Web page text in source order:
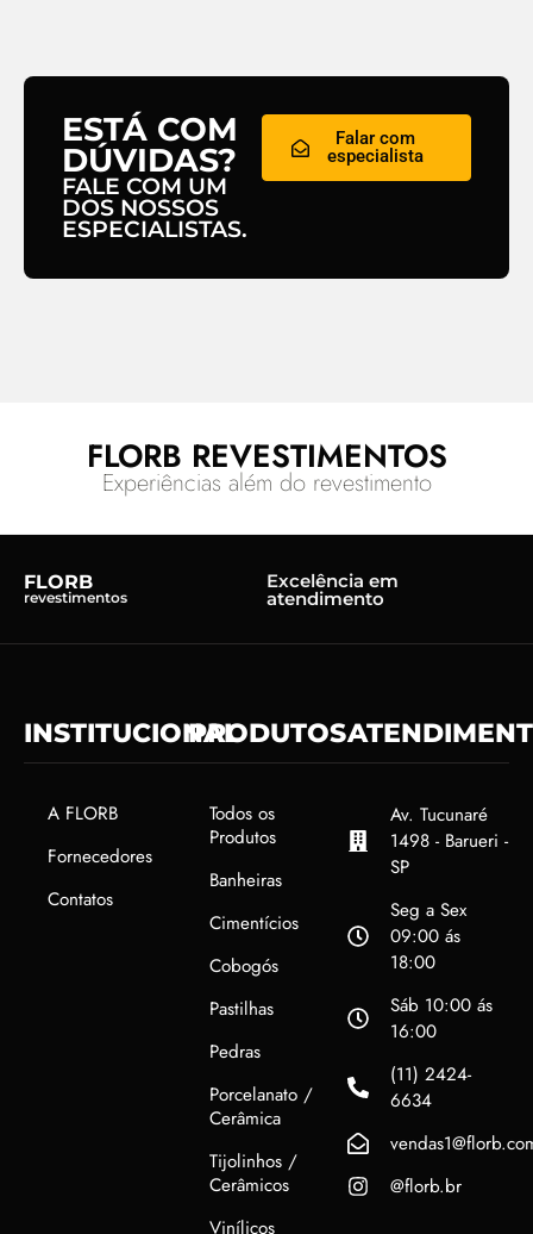
ESTÁ COM
DÚVIDAS?
FALE COM UM
DOS NOSSOS
ESPECIALISTAS.
Falar com
especialista
FLORB REVESTIMENTOS
Experiências além do revestimento
FLORB
revestimentos
Excelência em
atendimento
INSTITUCIONAL
A FLORB
Fornecedores
Contatos
PRODUTOS
Todos os
Produtos
Banheiras
Cimentícios
Cobogós
Pastilhas
Pedras
Porcelanato /
Cerâmica
Tijolinhos /
Cerâmicos
Vinílicos
Av. Tucunaré
1498 - Barueri -
SP
Seg a Sex
09:00 ás
18:00
Sáb 10:00 ás
16:00
(11) 2424-
6634
@florb.br